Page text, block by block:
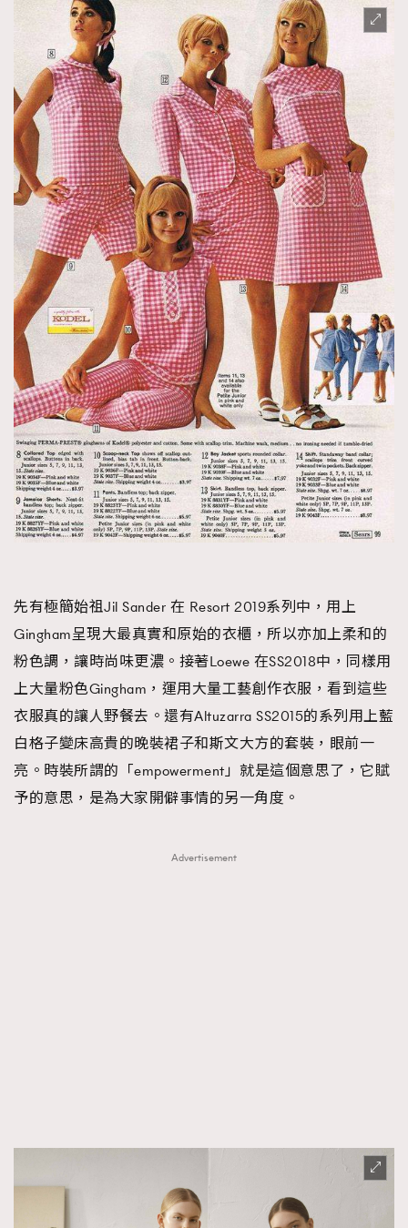
先有極簡始祖Jil Sander 在 Resort 2019系列中，用上
Gingham呈現大最真實和原始的衣櫃，所以亦加上柔和的
粉色調，讓時尚味更濃。接著Loewe 在SS2018中，同樣用
上大量粉色Gingham，運用大量工藝創作衣服，看到這些
衣服真的讓人野餐去。還有Altuzarra SS2015的系列用上藍
白格子變床高貴的晚裝裙子和斯文大方的套裝，眼前一
亮。時裝所謂的「empowerment」就是這個意思了，它賦
予的意思，是為大家開僻事情的另一角度。
Advertisement